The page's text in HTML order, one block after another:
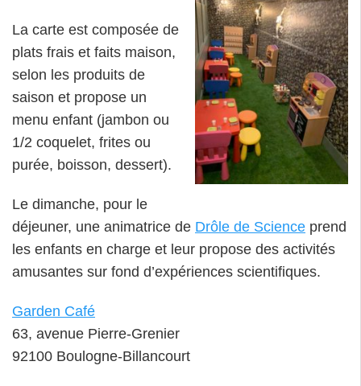
La carte est composée de
plats frais et faits maison,
selon les produits de
saison et propose un
menu enfant (jambon ou
1/2 coquelet, frites ou
purée, boisson, dessert).
Le dimanche, pour le
déjeuner, une animatrice de Drôle de Science prend
les enfants en charge et leur propose des activités
amusantes sur fond d’expériences scientifiques.
Garden Café
63, avenue Pierre-Grenier
92100 Boulogne-Billancourt